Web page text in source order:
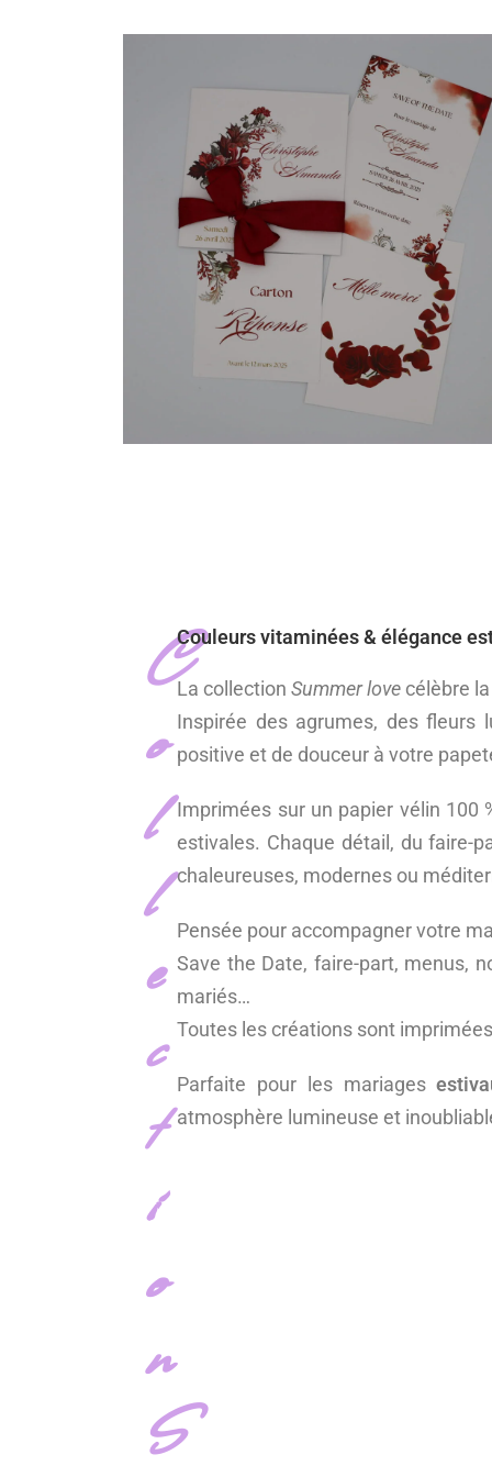
C
o
l
l
e
c
t
i
o
n
S
Couleurs vitaminées & élégance
La collectionSummer love célèbre
Inspirée des agrumes, des fleurs
positive et de douceur à votre
Imprimées sur un papier vélin 100
estivales. Chaque détail, du faire-
chaleureuses, modernes ou
Pensée pour accompagner votre
Save the Date, faire-part, menus,
mariés…
Toutes les créations sont
Parfaite pour les mariages
atmosphère lumineuse et